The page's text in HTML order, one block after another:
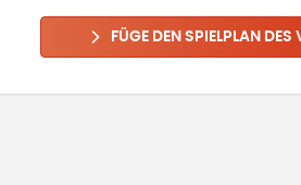
FÜGE DEN SPIELPLAN